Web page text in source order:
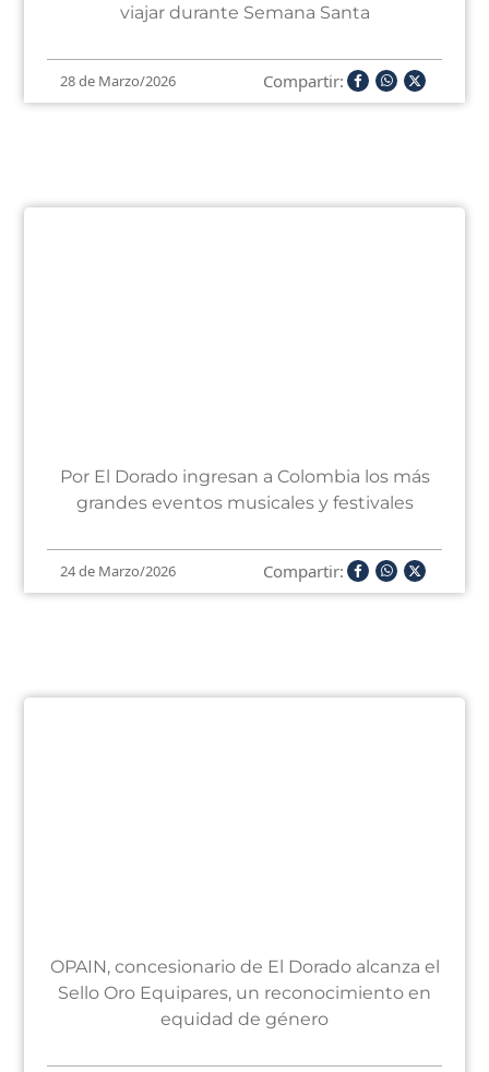
viajar durante Semana Santa
28 de Marzo/2026 Compartir:
Por El Dorado ingresan a Colombia los más
grandes eventos musicales y festivales
24 de Marzo/2026 Compartir:
OPAIN, concesionario de El Dorado alcanza el
Sello Oro Equipares, un reconocimiento en
equidad de género